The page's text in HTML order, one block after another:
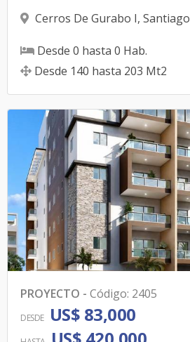
Cerros De Gurabo I, Santiago
Desde 0 hasta 0 Hab.
Desde 140 hasta 203 Mt2
PROYECTO - Código: 2405
DESDE US$ 83,000